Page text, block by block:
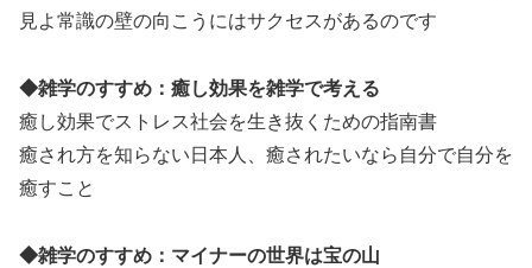
見よ常識の壁の向こうにはサクセスがあるのです
◆雑学のすすめ：癒し効果を雑学で考える
癒し効果でストレス社会を生き抜くための指南書
癒され方を知らない日本人、癒されたいなら自分で自分を
癒すこと
◆雑学のすすめ：マイナーの世界は宝の山